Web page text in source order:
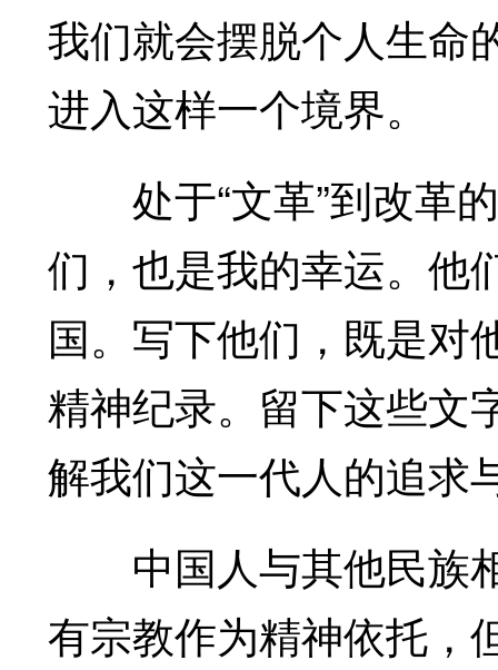
我们就会摆脱个人生命
进入这样一个境界。
处于“文革”到改革
们，也是我的幸运。他
国。写下他们，既是对
精神纪录。留下这些文
解我们这一代人的追求
中国人与其他民族
有宗教作为精神依托，